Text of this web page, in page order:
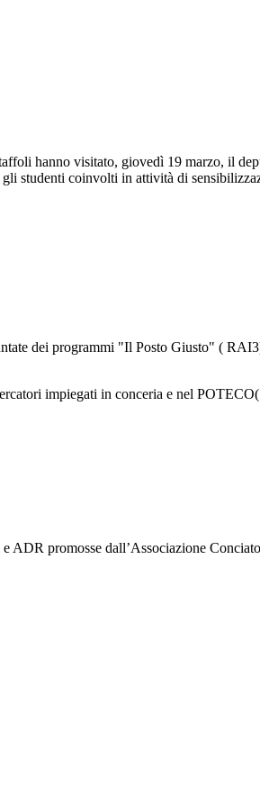
hanno visitato, giovedì 19 marzo, il
studenti coinvolti in attività di
dei programmi "Il Posto Giusto" (
impiegati in conceria e nel
ADR promosse dall’Associazione